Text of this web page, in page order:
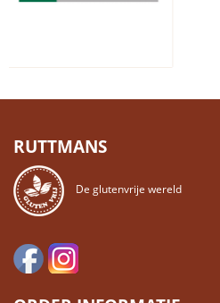
RUTTMANS
De glutenvrije wereld